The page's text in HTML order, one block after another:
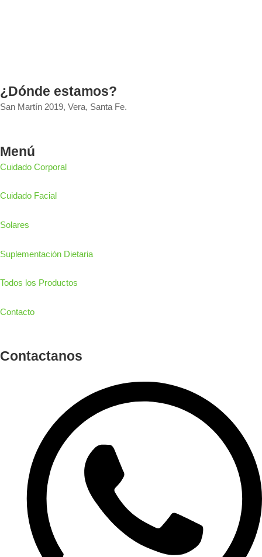
¿Dónde estamos?
San Martín 2019, Vera, Santa Fe.
Menú
Cuidado Corporal
Cuidado Facial
Solares
Suplementación Dietaria
Todos los Productos
Contacto
Contactanos